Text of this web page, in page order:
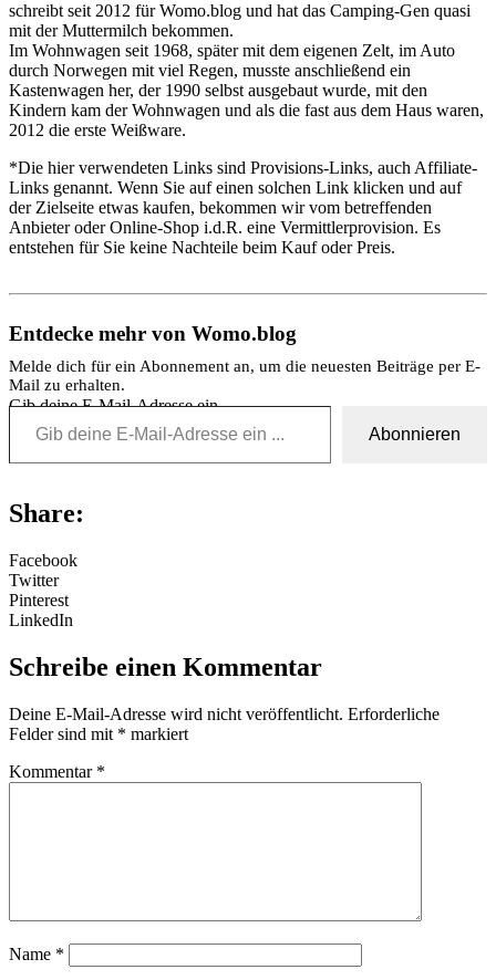
schreibt seit 2012 für Womo.blog und hat das Camping-Gen quasi
mit der Muttermilch bekommen.
Im Wohnwagen seit 1968, später mit dem eigenen Zelt, im Auto
durch Norwegen mit viel Regen, musste anschließend ein
Kastenwagen her, der 1990 selbst ausgebaut wurde, mit den
Kindern kam der Wohnwagen und als die fast aus dem Haus waren,
2012 die erste Weißware.
*Die hier verwendeten Links sind Provisions-Links, auch Affiliate-
Links genannt. Wenn Sie auf einen solchen Link klicken und auf
der Zielseite etwas kaufen, bekommen wir vom betreffenden
Anbieter oder Online-Shop i.d.R. eine Vermittlerprovision. Es
entstehen für Sie keine Nachteile beim Kauf oder Preis.
Entdecke mehr von Womo.blog
Melde dich für ein Abonnement an, um die neuesten Beiträge per E-
Mail zu erhalten.
Gib deine E-Mail-Adresse ein ...
Abonnieren
Share:
Facebook
Twitter
Pinterest
LinkedIn
Schreibe einen Kommentar
Deine E-Mail-Adresse wird nicht veröffentlicht. Erforderliche
Felder sind mit * markiert
Kommentar *
Name *